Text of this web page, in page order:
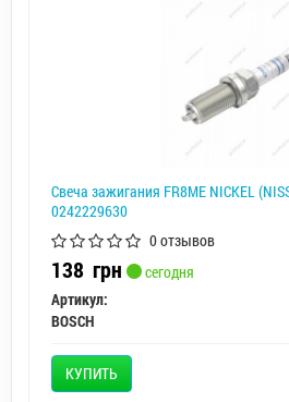
Свеча зажигания FR8ME NICKEL
0242229630
0 отзывов
138 грн
сегодня
Артикул:
BOSCH
КУПИТЬ